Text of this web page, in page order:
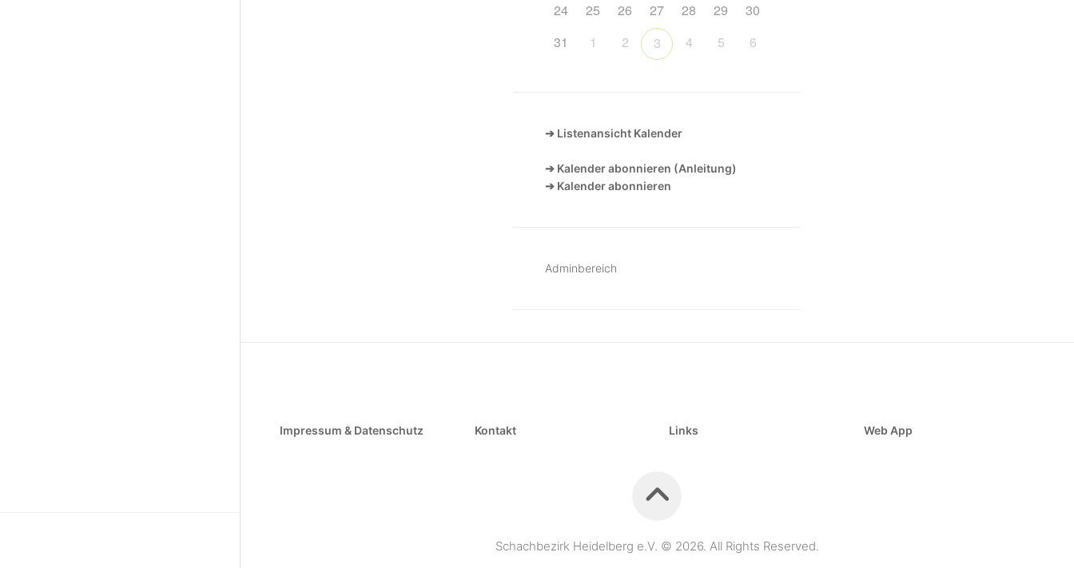
24
25 26 27 28 29
30
31
1 2 3 4 5 6
➔ Listenansicht Kalender
➔ Kalender abonnieren (Anleitung)
➔ Kalender abonnieren
Adminbereich
Impressum & Datenschutz Kontakt Links Web App
Schachbezirk Heidelberg e.V. © 2026. All Rights Reserved.